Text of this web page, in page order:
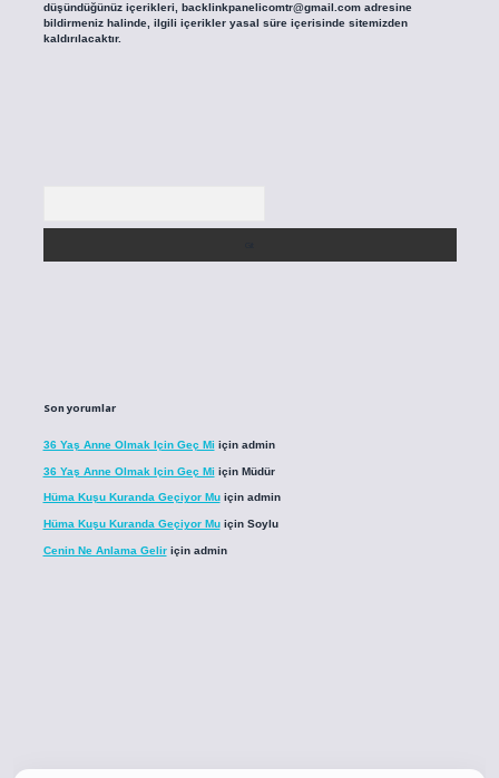
düşündüğünüz içerikleri, backlinkpanelicomtr@gmail.comadresine
bildirmeniz halinde, ilgili içerikler yasal süre içerisinde sitemizden
kaldırılacaktır.
Son yorumlar
36 Yaş Anne Olmak Için Geç Mi için admin
36 Yaş Anne Olmak Için Geç Mi için Müdür
Hüma Kuşu Kuranda Geçiyor Muiçin admin
Hüma Kuşu Kuranda Geçiyor Muiçin Soylu
Cenin Ne Anlama Geliriçin admin